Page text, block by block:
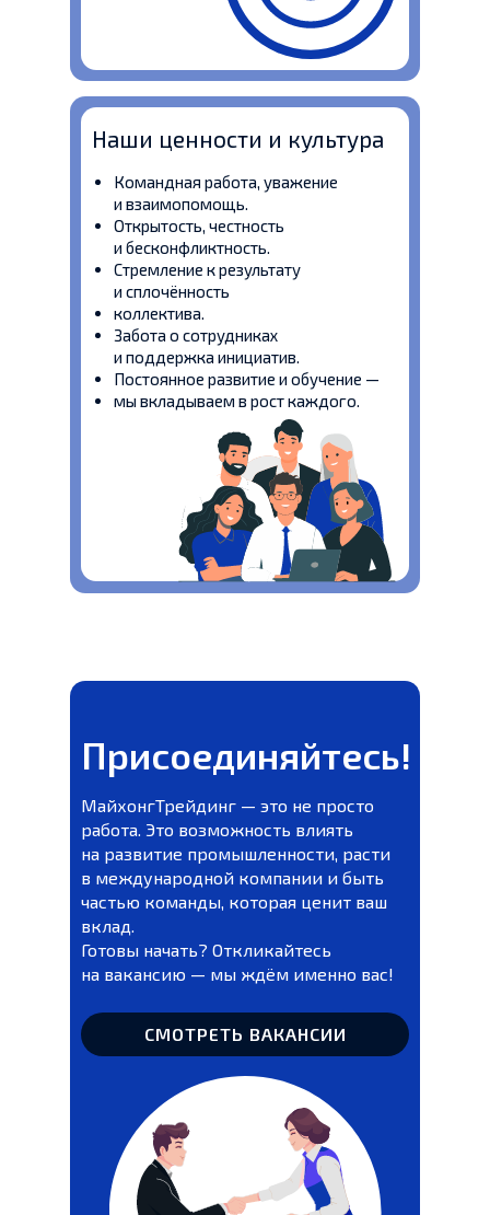
Наши ценности и культура
Командная работа, уважение
и взаимопомощь.
Открытость, честность
и бесконфликтность.
Стремление к результату
и сплочённость
коллектива.
Забота о сотрудниках
и поддержка инициатив.
Постоянное развитие и обучение —
мы вкладываем в рост каждого.
МайхонгТрейдинг — это не просто
работа. Это возможность влиять
на развитие промышленности, расти
в международной компании и быть
частью команды, которая ценит ваш
вклад.
Готовы начать? Откликайтесь
на вакансию — мы ждём именно вас!
Присоединяйтесь!
СМОТРЕТЬ ВАКАНСИИ
Пишите, звоните или
оставьте ваши контакты
наш специалист
Руководитель отдела продаж